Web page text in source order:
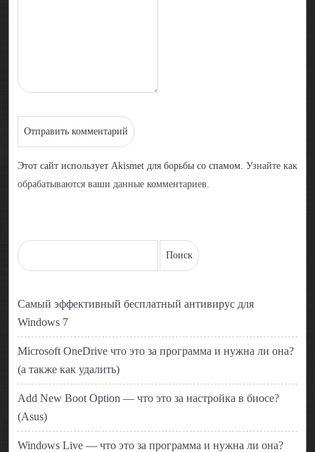
Этот сайт использует Akismet для борьбы со спамом. Узнайте как
обрабатываются ваши данные комментариев.
Самый эффективный бесплатный антивирус для
Windows 7
Microsoft OneDrive что это за программа и нужна ли она?
(а также как удалить)
Add New Boot Option — что это за настройка в биосе?
(Asus)
Windows Live — что это за программа и нужна ли она?